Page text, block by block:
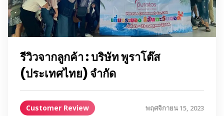
รีวิวจากลูกค้า : บริษัท พูราโต๊ส
(ประเทศไทย) จำกัด
Customer Review พฤศจิกายน 15, 2023